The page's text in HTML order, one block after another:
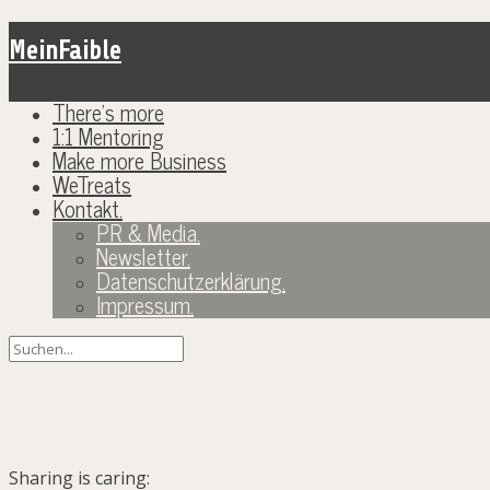
MeinFaible
There’s more
1:1 Mentoring
Make more Business
WeTreats
Kontakt.
PR & Media.
Newsletter.
Datenschutzerklärung.
Impressum.
Sharing is caring: